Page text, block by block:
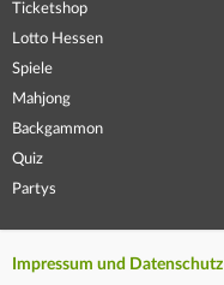
Ticketshop
Lotto Hessen
Spiele
Mahjong
Backgammon
Quiz
Partys
Impressum und Datenschutz